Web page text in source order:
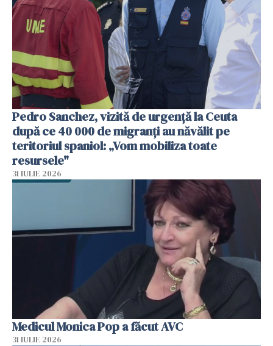
Pedro Sanchez, vizită de urgență la Ceuta
după ce 40 000 de migranți au năvălit pe
teritoriul spaniol: „Vom mobiliza toate
resursele"
31 IULIE 2026
Medicul Monica Pop a făcut AVC
31 IULIE 2026